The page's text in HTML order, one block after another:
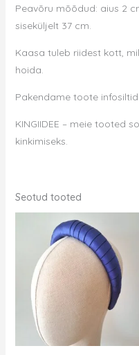
Peavõru mõõdud: aius 2
siseküljelt 37 cm.
Kaasa tuleb riidest kott,
hoida.
Pakendame toote
KINGIIDEE – meie tooted
kinkimiseks.
Seotud tooted